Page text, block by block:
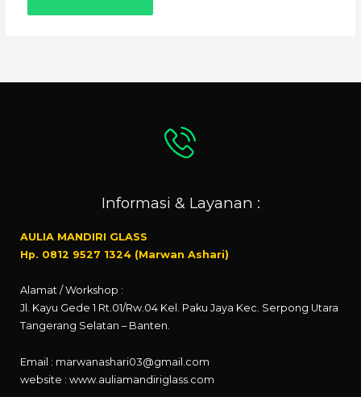
Informasi & Layanan :
AULIA MANDIRI GLASS
Hp. 0812 9527 1324 (Marwan Ashari)
Alamat / Workshop :
Jl. Kayu Gede 1 Rt.01/Rw.04 Kel. Paku Jaya Kec. Serpong Utara
Tangerang Selatan – Banten.
Email : marwanashari03@gmail.com
website : www.auliamandiriglass.com